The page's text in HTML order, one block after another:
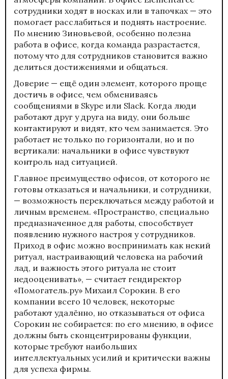
сотрудники ходят в носках или в тапочках — это
помогает расслабиться и поднять настроение.
По мнению Зиновьевой, особенно полезна
работа в офисе, когда команда разрастается,
потому что для сотрудников становится важно
делиться достижениями и общаться.
Доверие — ещё один элемент, которого проще
достичь в офисе, чем обмениваясь
сообщениями в Skype или Slack. Когда люди
работают друг у друга на виду, они больше
контактируют и видят, кто чем занимается. Это
работает не только по горизонтали, но и по
вертикали: начальники в офисе чувствуют
контроль над ситуацией.
Главное преимущество офисов, от которого не
готовы отказаться и начальники, и сотрудники,
— возможность переключаться между работой и
личным временем. «Пространство, специально
предназначенное для работы, способствует
появлению нужного настроя у сотрудников.
Приход в офис можно воспринимать как некий
ритуал, настраивающий человека на рабочий
лад, и важность этого ритуала не стоит
недооценивать», — считает гендиректор
«Помогатель.ру» Михаил Сорокин. В его
компании всего 10 человек, некоторые
работают удалённо, но отказываться от офиса
Сорокин не собирается: по его мнению, в офисе
должны быть сконцентрированы функции,
которые требуют наибольших
интеллектуальных усилий и критически важны
для успеха фирмы.